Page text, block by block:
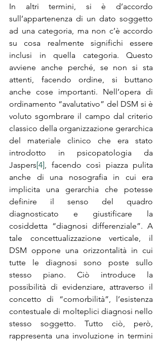
In altri termini, si è d’accordo
sull’appartenenza di un dato soggetto
ad una categoria, ma non c’è accordo
su cosa realmente significhi essere
inclusi in quella categoria. Questo
avviene anche perché, se non si sta
attenti, facendo ordine, si buttano
anche cose importanti. Nell’opera di
ordinamento “avalutativo” del DSM si è
voluto sgombrare il campo dal criterio
classico della organizzazione gerarchica
del materiale clinico che era stato
introdotto in psicopatologia da
Jaspers[4] , facendo così piazza pulita
anche di una nosografia in cui era
implicita una gerarchia che potesse
definire il senso del quadro
diagnosticato e giustificare la
cosiddetta “diagnosi differenziale”. A
tale concettualizzazione verticale, il
DSM oppone una orizzontalità in cui
tutte le diagnosi sono poste sullo
stesso piano. Ciò introduce la
possibilità di evidenziare, attraverso il
concetto di “comorbilità”, l’esistenza
contestuale di molteplici diagnosi nello
stesso soggetto. Tutto ciò, però,
rappresenta una involuzione in termini